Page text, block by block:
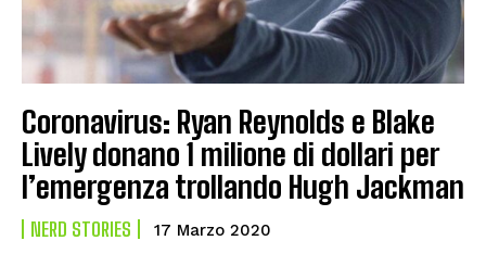
Coronavirus: Ryan Reynolds e Blake
Lively donano 1 milione di dollari per
l’emergenza trollando Hugh Jackman
NERD STORIES 17 Marzo 2020